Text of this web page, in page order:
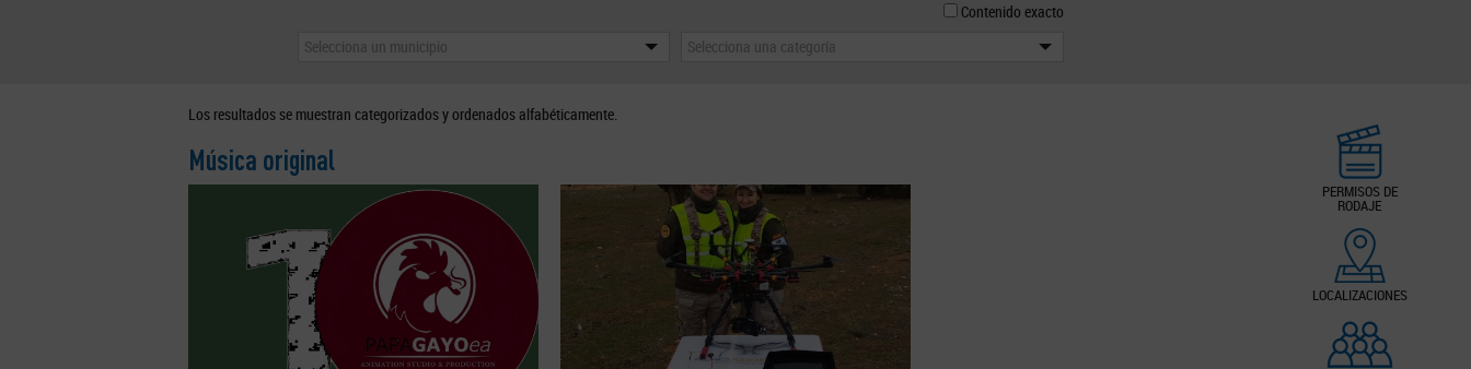
Contenido exacto
Selecciona un municipio
Selecciona una categoría
PERMISOS DE
RODAJE
LOCALIZACIONES
Los resultados se muestran categorizados y ordenados alfabéticamente.
Música original